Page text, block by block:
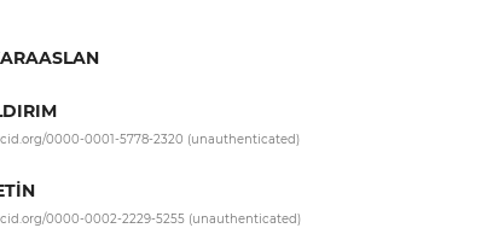
0000-0001-5778-2320 (unauthenticated)
0000-0002-2229-5255 (unauthenticated)